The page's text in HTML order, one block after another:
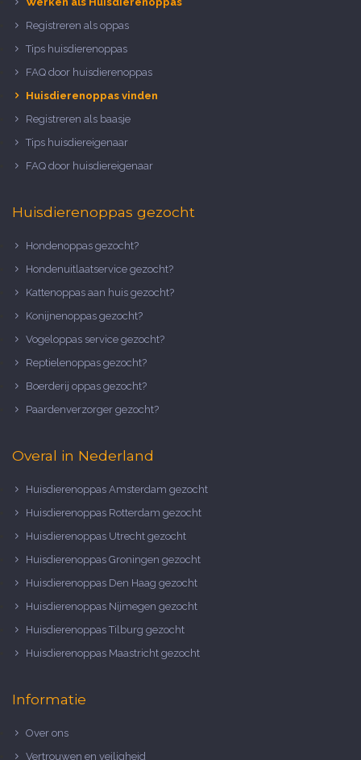
Registreren als oppas
Tips huisdierenoppas
FAQ door huisdierenoppas
Huisdierenoppas vinden
Registreren als baasje
Tips huisdiereigenaar
FAQ door huisdiereigenaar
Huisdierenoppas gezocht
Hondenoppas gezocht?
Hondenuitlaatservice gezocht?
Kattenoppas aan huis gezocht?
Konijnenoppas gezocht?
Vogeloppas service gezocht?
Reptielenoppas gezocht?
Boerderij oppas gezocht?
Paardenverzorger gezocht?
Overal in Nederland
Huisdierenoppas Amsterdam gezocht
Huisdierenoppas Rotterdam gezocht
Huisdierenoppas Utrecht gezocht
Huisdierenoppas Groningen gezocht
Huisdierenoppas Den Haag gezocht
Huisdierenoppas Nijmegen gezocht
Huisdierenoppas Tilburg gezocht
Huisdierenoppas Maastricht gezocht
Informatie
Over ons
Vertrouwen en veiligheid